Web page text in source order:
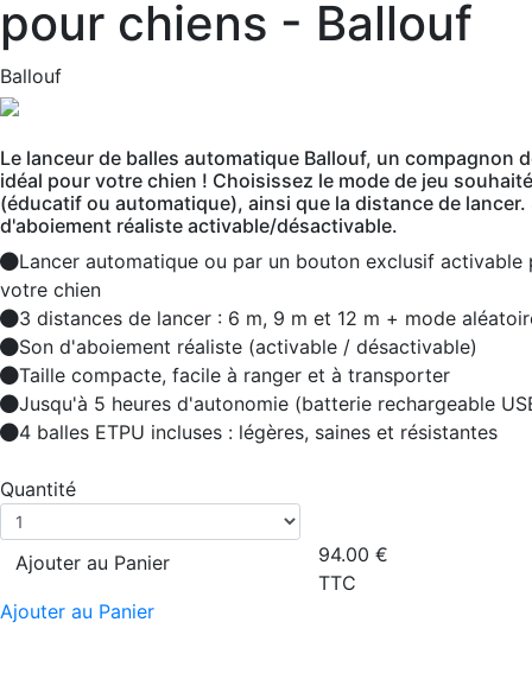
pour chiens - Ballouf
Ballouf
Le lanceur de balles automatique Ballouf, un compagnon
idéal pour votre chien ! Choisissez le mode de jeu souhaité
(éducatif ou automatique), ainsi que la distance de lancer.
d'aboiement réaliste activable/désactivable.
Lancer automatique ou par un bouton exclusif activable
votre chien
3 distances de lancer : 6 m, 9 m et 12 m + mode
Son d'aboiement réaliste (activable / désactivable)
Taille compacte, facile à ranger et à transporter
Jusqu'à 5 heures d'autonomie (batterie rechargeable
4 balles ETPU incluses : légères, saines et résistantes
Quantité
Ajouter au Panier
Ajouter au Panier
94.00 €
TTC